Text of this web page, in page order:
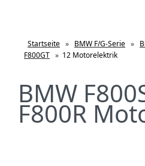
Startseite » BMW F/G-Serie »
F800GT » 12 Motorelektrik
BMW
F800R